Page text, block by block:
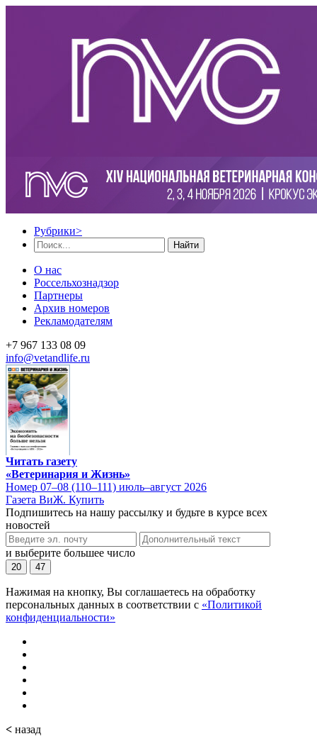
Рубрики>
Найти
О нас
Россельхознадзор
Партнеры
Архив номеров
Рекламодателям
+7 967 133 08 09
info@vetandlife.ru
Читать газету
«Ветеринария и Жизнь»
Номер 07–08 (110–111) июль–август 2026
Газета ВиЖ. Купить
Подпишитесь на нашу рассылку и будьте в курсе всех
новостей
и выберите большее число
20 47
Нажимая на кнопку, Вы соглашаетесь на обработку
персональных данных в соответствии с «Политикой
конфиденциальности»
< назад